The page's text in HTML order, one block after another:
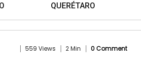
QUERÉTARO
559 Views 2 Min 0 Comment